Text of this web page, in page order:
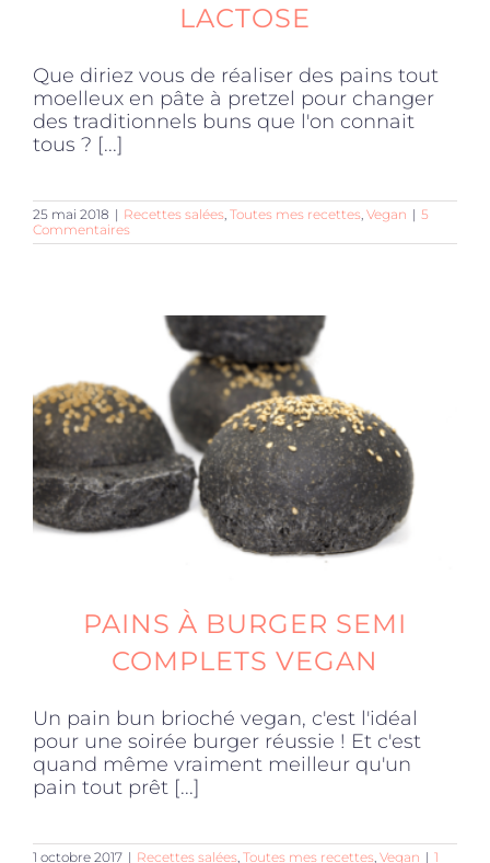
LACTOSE
Que diriez vous de réaliser des pains tout
moelleux en pâte à pretzel pour changer
des traditionnels buns que l'on connait
tous ? [...]
25 mai 2018 | Recettes salées Toutes mes recettes Vegan | 5
Commentaires
PAINS À BURGER SEMI
COMPLETS VEGAN
Un pain bun brioché vegan, c'est l'idéal
pour une soirée burger réussie ! Et c'est
quand même vraiment meilleur qu'un
pain tout prêt [...]
1 octobre 2017 | Recettes salées Toutes mes recettes Vegan | 1